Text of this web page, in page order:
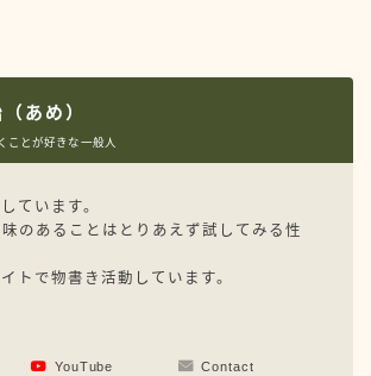
YouTube Contact
WordPressトラブル
サーバー デザイン
あめ）
ことが好きな一般人
ています。
のあることはとりあえず試してみる性
トで物書き活動しています。
YouTube Contact